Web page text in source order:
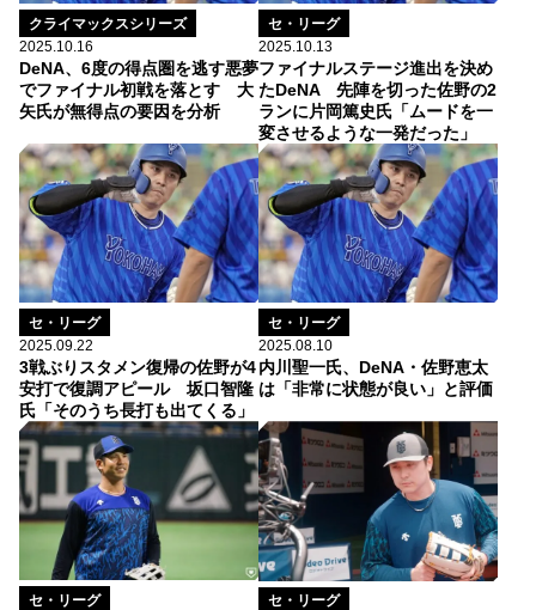
クライマックスシリーズ
2025.10.16
DeNA、6度の得点圏を逃す悪夢
でファイナル初戦を落とす 大
矢氏が無得点の要因を分析
セ・リーグ
2025.10.13
ファイナルステージ進出を決め
たDeNA 先陣を切った佐野の2
ランに片岡篤史氏「ムードを一
変させるような一発だった」
セ・リーグ
2025.09.22
3戦ぶりスタメン復帰の佐野が4
安打で復調アピール 坂口智隆
氏「そのうち長打も出てくる」
セ・リーグ
2025.08.10
内川聖一氏、DeNA・佐野恵太
は「非常に状態が良い」と評価
セ・リーグ
セ・リーグ